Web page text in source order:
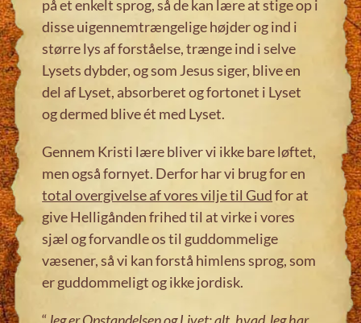
på et enkelt sprog, så de kan lære at stige op i
disse uigennemtrængelige højder og ind i
større lys af forståelse, trænge ind i selve
Lysets dybder, og som Jesus siger, blive en
del af Lyset, absorberet og fortonet i Lyset
og dermed blive ét med Lyset.
Gennem Kristi lære bliver vi ikke bare løftet,
men også fornyet. Derfor har vi brug for en
total overgivelse af vores vilje til Gudfor at
give Helligånden frihed til at virke i vores
sjæl og forvandle os til guddommelige
væsener, så vi kan forstå himlens sprog, som
er guddommeligt og ikke jordisk.